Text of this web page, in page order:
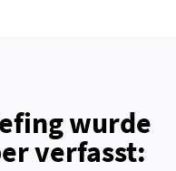
wurde
verfasst: